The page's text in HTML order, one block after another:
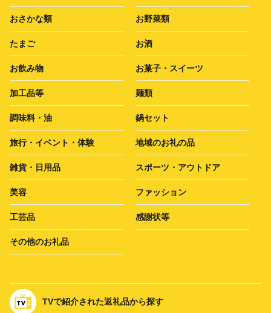
おさかな類 お野菜類
たまご お酒
お飲み物 お菓子・スイーツ
加工品等 麺類
調味料・油 鍋セット
旅行・イベント・体験 地域のお礼の品
雑貨・日用品 スポーツ・アウトドア
美容 ファッション
工芸品 感謝状等
その他のお礼品
TVで紹介された返礼品から探す